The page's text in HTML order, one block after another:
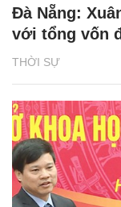
THỜI SỰ
Đà Nẵng:
với tổng vốn